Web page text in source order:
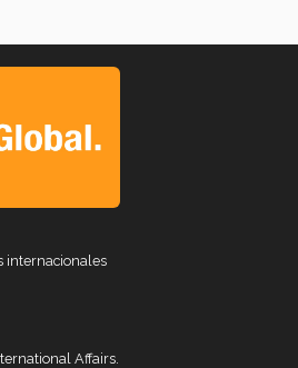
internacionales
Affairs.